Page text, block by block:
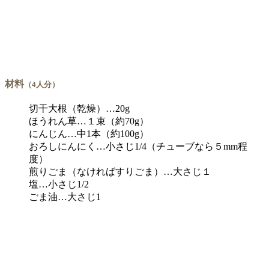
材料（4人分）
切干大根（乾燥）…20g
ほうれん草…１束（約70g）
にんじん…中1本（約100g）
おろしにんにく…小さじ1/4（チューブなら５mm程
度）
煎りごま（なければすりごま）…大さじ１
塩…小さじ1/2
ごま油…大さじ1